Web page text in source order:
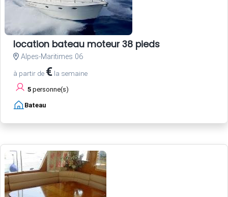
location bateau moteur 38 pieds
Alpes-Maritimes 06
à partir de € la semaine
5 personne(s)
Bateau